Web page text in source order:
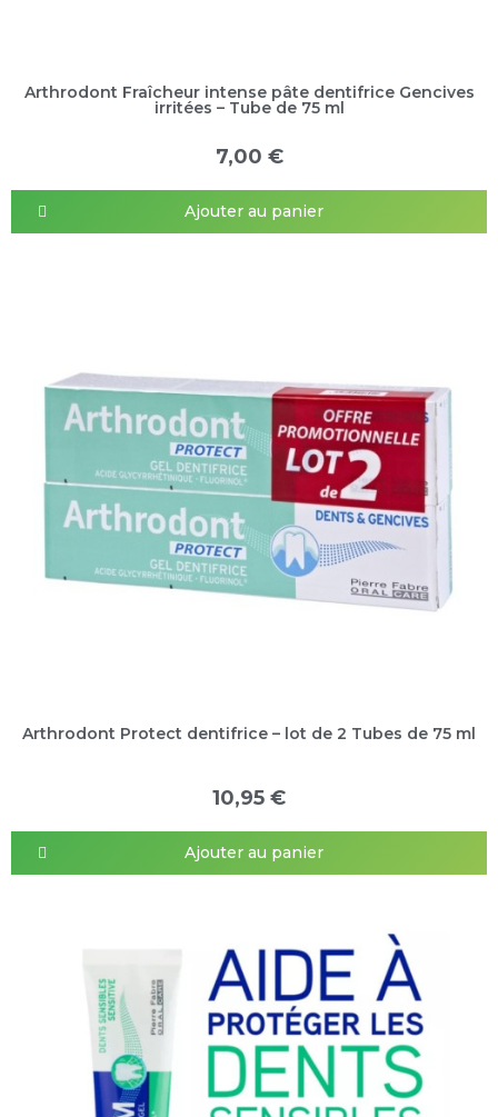
Arthrodont Fraîcheur intense pâte dentifrice Gencives
irritées – Tube de 75 ml
7,00 €
Ajouter au panier
Arthrodont Protect dentifrice – lot de 2 Tubes de 75 ml
10,95 €
Ajouter au panier